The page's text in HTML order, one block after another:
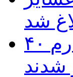
شد
۴۰ روستای شهرستان گِرمی از اینترنت نسل چهارم
شدند